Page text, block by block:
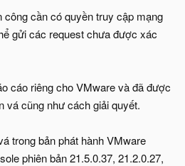
cần có quyền truy cập mạng
gửi các request chưa được xác
cáo riêng cho VMware và đã được
vá cũng như cách giải quyết.
trong bản phát hành VMware
phiên bản 21.5.0.37, 21.2.0.27,